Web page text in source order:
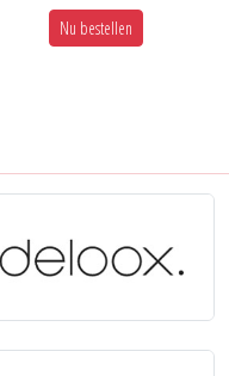
Nu bestellen